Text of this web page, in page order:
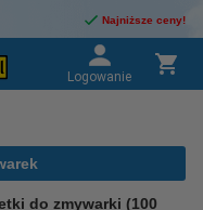
Najniższe ceny!
Logowanie
do zmywarki (100